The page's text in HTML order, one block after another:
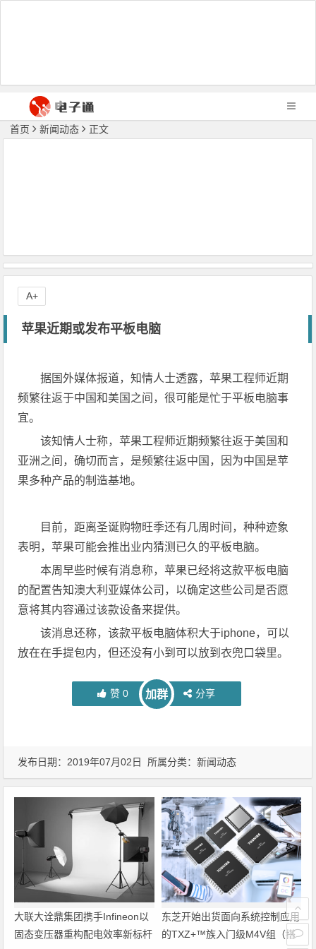
首页 新闻动态 正文
苹果近期或发布平板电脑
据国外媒体报道，知情人士透露，苹果工程师近期
频繁往返于中国和美国之间，很可能是忙于平板电脑事
宜。
该知情人士称，苹果工程师近期频繁往返于美国和
亚洲之间，确切而言，是频繁往返中国，因为中国是苹
果多种产品的制造基地。
目前，距离圣诞购物旺季还有几周时间，种种迹象
表明，苹果可能会推出业内猜测已久的平板电脑。
本周早些时候有消息称，苹果已经将这款平板电脑
的配置告知澳大利亚媒体公司，以确定这些公司是否愿
意将其内容通过该款设备来提供。
该消息还称，该款平板电脑体积大于iphone，可以
放在在手提包内，但还没有小到可以放到衣兜口袋里。
赞 0 加群 分享
A+
发布日期：2019年07月02日 所属分类：新闻动态
大联大诠鼎集团携手Infineon以
固态变压器重构配电效率新标杆
东芝开始出货面向系统控制应用
的TXZ+™族入门级M4V组（搭